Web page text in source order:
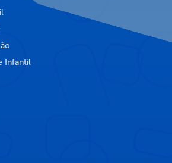
Infantil